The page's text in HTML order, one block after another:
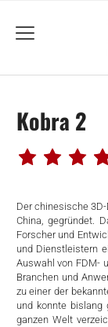
menu
Kobra 2
Der chinesische
China, gegründet.
Forscher und
und Dienstleistern
Auswahl von FDM-
Branchen und
zu einer der
und konnte bislang
ganzen Welt